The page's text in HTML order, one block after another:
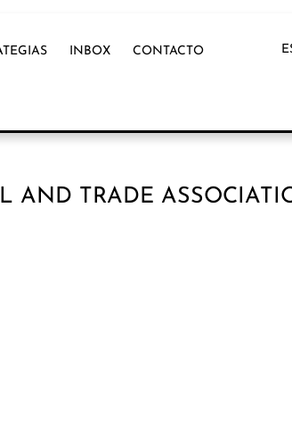
INBOX CONTACTO
AND TRADE